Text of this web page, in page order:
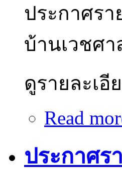
ประกาศร
บ้านเวชศา
ดูรายละเอี
Read
ประกาศร